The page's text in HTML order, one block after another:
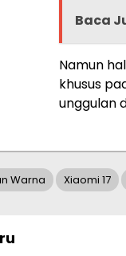
Baca
Namun
khusus
unggulan
Warna Xiaomi 17